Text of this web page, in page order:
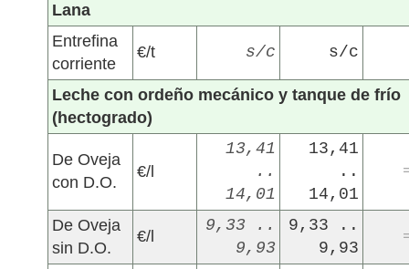
Lana
Entrefina
corriente
€/t s/c s/c
Leche con ordeño mecánico y tanque de frío
(hectogrado)
De Oveja
con D.O.
€/l
13,41
..
14,01
13,41
..
14,01
De Oveja
sin D.O.
€/l
9,33 ..
9,93
9,33 ..
9,93